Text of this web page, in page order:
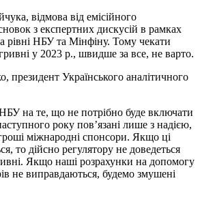
відмова від емісійного
з експертних дискусій в рамках
рівні НБУ та Мінфіну. Тому чекати
у 2023 р., швидше за все, не варто.
президент Українського аналітичного
на те, що не потрібно буде включати
року пов’язані лише з надією,
міжнародні спонсори. Якщо ці
то дійсно регулятору не доведеться
Якщо наші розрахунки на допомогу
не виправдаються, будемо змушені